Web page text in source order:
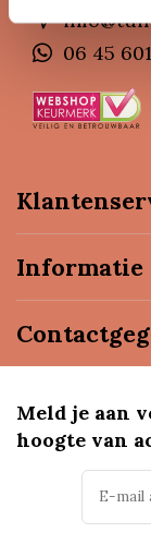
06 45
Informatie
Meld je aan
hoogte van